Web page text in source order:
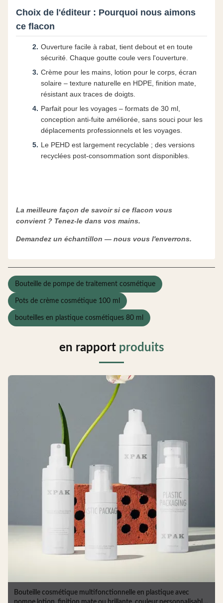
Choix de l'éditeur : Pourquoi nous aimons
ce flacon
Ouverture facile à rabat, tient debout et en toute
sécurité. Chaque goutte coule vers l'ouverture.
Crème pour les mains, lotion pour le corps, écran
solaire – texture naturelle en HDPE, finition mate,
résistant aux traces de doigts.
Parfait pour les voyages – formats de 30 ml,
conception anti-fuite améliorée, sans souci pour les
déplacements professionnels et les voyages.
Le PEHD est largement recyclable ; des versions
recyclées post-consommation sont disponibles.
La meilleure façon de savoir si ce flacon vous
convient ? Tenez-le dans vos mains.
Demandez un échantillon — nous vous l'enverrons.
Bouteille de pompe de traitement cosmétique
Pots de crème cosmétique 100 ml
bouteilles en plastique cosmétiques 80 ml
en rapport produits
Bouteille cosmétique multifonctionnelle en plastique avec